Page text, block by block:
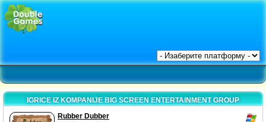
IGRICE IZ KOMPANIJE BIG SCREEN ENTERTAINMENT GROUP
Rubber Dubber